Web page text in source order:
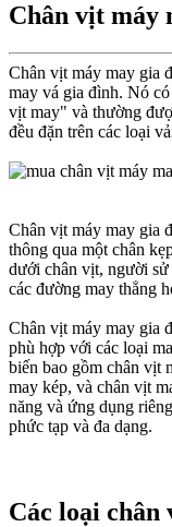
Chân vịt máy
Chân vịt máy may gia
may vá gia đình. Nó
vịt may" và thường
đều đặn trên các loại
Chân vịt máy may gia
thông qua một chân
dưới chân vịt, người
các đường may thẳng
Chân vịt máy may gia
phù hợp với các loại
biến bao gồm chân vịt
may kép, và chân vịt
năng và ứng dụng
phức tạp và đa dạng.
Các loại chân